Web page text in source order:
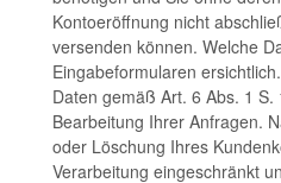
Kontoeröffnung nicht
versenden können. Welche
Eingabeformularen
Daten gemäß Art. 6 Abs. 1
Bearbeitung Ihrer Anfragen.
oder Löschung Ihres
Verarbeitung eingeschränkt